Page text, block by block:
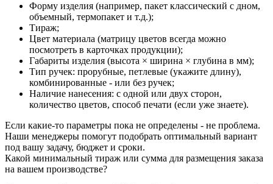
Форму изделия (например, пакет классический с дном,
объемный, термопакет и т.д.);
Тираж;
Цвет материала (матрицу цветов всегда можно
посмотреть в карточках продукции);
Габариты изделия (высота × ширина × глубина в мм);
Тип ручек: прорубные, петлевые (укажите длину),
комбинированные - или без ручек;
Наличие нанесения: с одной или двух сторон,
количество цветов, способ печати (если уже знаете).
Если какие-то параметры пока не определены - не проблема.
Наши менеджеры помогут подобрать оптимальный вариант
под вашу задачу, бюджет и сроки.
Какой минимальный тираж или сумма для размещения заказа
на вашем производстве?